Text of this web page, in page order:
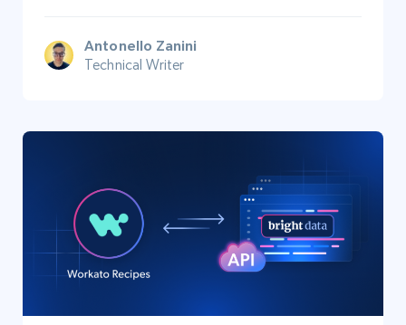
Antonello Zanini
Technical Writer